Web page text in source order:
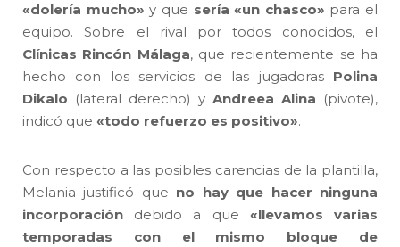
«dolería mucho» y que sería «un chasco» para el
equipo. Sobre el rival por todos conocidos, el
Clínicas Rincón Málaga, que recientemente se ha
hecho con los servicios de las jugadoras Polina
Dikalo (lateral derecho) y Andreea Alina (pivote),
indicó que «todo refuerzo es positivo».
Con respecto a las posibles carencias de la plantilla,
Melania justificó que no hay que hacer ninguna
incorporación debido a que «llevamos varias
temporadas con el mismo bloque de